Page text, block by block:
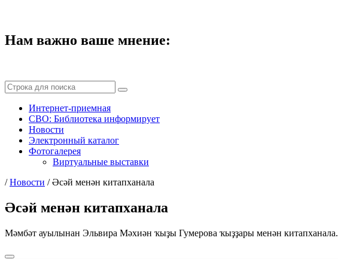
Нам важно ваше мнение:
Интернет-приемная
СВО: Библиотека информирует
Новости
Электронный каталог
Фотогалерея
Виртуальные выставки
/Новости /Әсәй менән китапханала
Әсәй менән китапханала
Мәмбәт ауылынан Эльвира Мәхиән ҡыҙы Гумерова ҡыҙҙары менән китапханала.